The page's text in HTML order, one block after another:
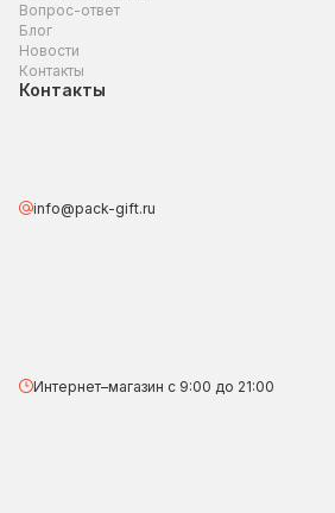
Вопрос-ответ
Блог
Новости
Контакты
Контакты
info@pack-gift.ru
Интернет–магазин с 9:00 до 21:00